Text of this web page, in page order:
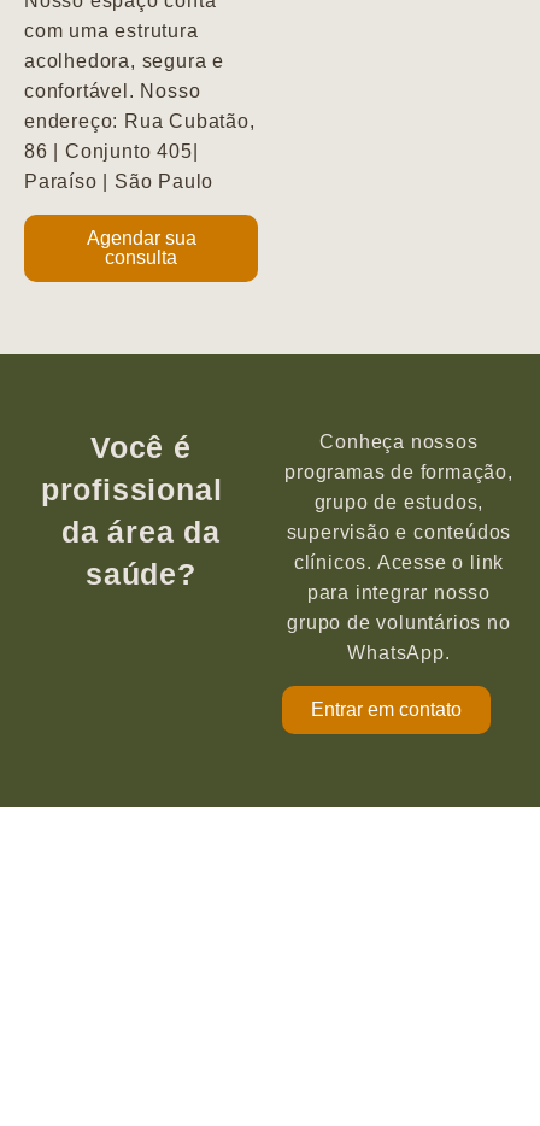
com uma estrutura
acolhedora, segura e
confortável. Nosso
endereço: Rua Cubatão,
86 | Conjunto 405|
Paraíso | São Paulo
Agendar sua
consulta
Você é
profissional
da área da
saúde?
Conheça nossos
programas de formação,
grupo de estudos,
supervisão e conteúdos
clínicos. Acesse o link
para integrar nosso
grupo de voluntários no
WhatsApp.
Entrar em contato